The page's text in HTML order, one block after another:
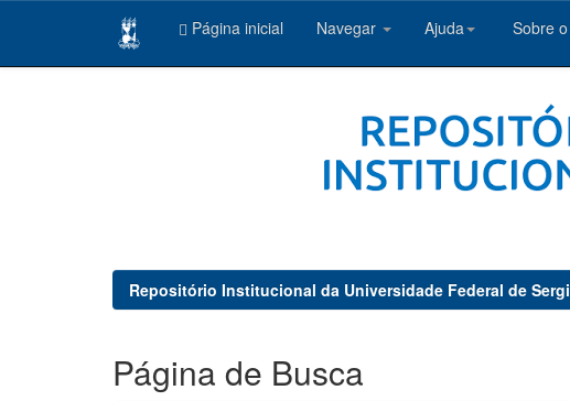
Página inicial Navegar Ajuda Sobre
Repositório Institucional da Universidade Federal de
Página de Busca